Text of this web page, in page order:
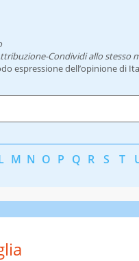
Condividi allo stesso
espressione dell’opinione di
M N O P Q R S T